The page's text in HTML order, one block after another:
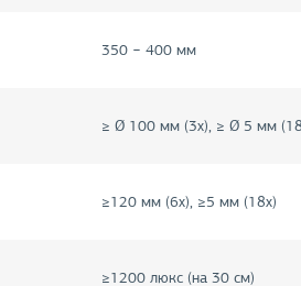
350 − 400 мм
≥ Ø 100 мм (3x), ≥ Ø 5 мм
≥120 мм (6x), ≥5 мм (18x)
≥1200 люкс (на 30 см)